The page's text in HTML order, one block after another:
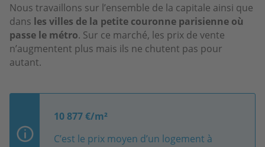
Nous travaillons sur l’ensemble de la capitale ainsi que
dans les villes de la petite couronne parisienne où
passe le métro. Sur ce marché, les prix de vente
n’augmentent plus mais ils ne chutent pas pour
autant.
10 877 €/m²
C’est le prix moyen d’un logement à